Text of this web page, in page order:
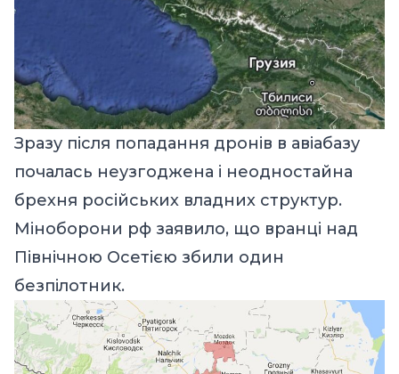
Зразу після попадання дронів в авіабазу
почалась неузгоджена і неодностайна
брехня російських владних структур.
Міноборони рф заявило, що вранці над
Північною Осетією збили один
безпілотник.